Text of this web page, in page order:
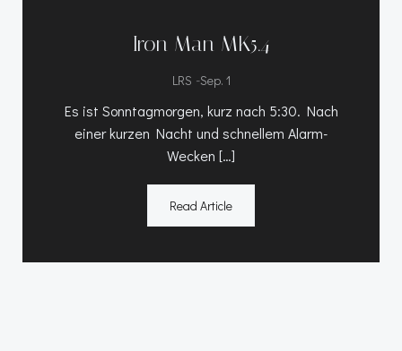
Iron Man MK5.4
LRS -Sep. 1
Es ist Sonntagmorgen, kurz nach 5:30. Nach
einer kurzen Nacht und schnellem Alarm-
Wecken […]
Read Article